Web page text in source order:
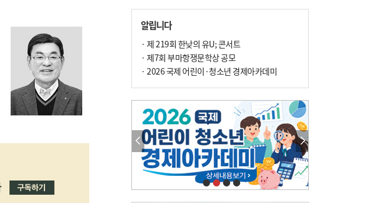
부정선거
선관위와 尹의 ‘0점 답안’
기고[전체보기]
환자의 희망, 헌혈의 힘
대학과 지역 ‘연결’이 지역혁신이다
엘리트 자평해온 市 공무원…생중계 회의서 능력 입증을
김준희의 클래식 인사이트[전체보기]
여름날의 애상, 왈츠
빛나는 꿈의 계절, 4월의 노래
김지윤의 우리음악 이야기[전체보기]
세종시대 음악이 전해진 이유
영산회상, 불교음악에서 풍류음악으로
알립니다
· 제 219회 한낮의 유U; 콘서트
· 제7회 부마항쟁문학상 공모
· 2026 국제 어린이·청소년 경제아카데미